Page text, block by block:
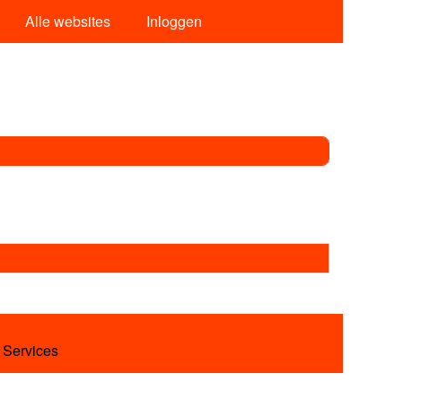
Alle websites Inloggen